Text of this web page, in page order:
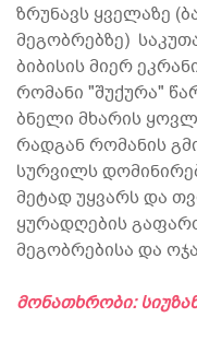
ზრუნავს ყველაზე
მეგობრებზე)
ბიბისის მიერ
რომანი "შუქურა"
ბნელი მხარის
რადგან რომანის
სურვილს
მეტად უყვარს და
ყურადღების
მეგობრებისა და
მონათხრობი: